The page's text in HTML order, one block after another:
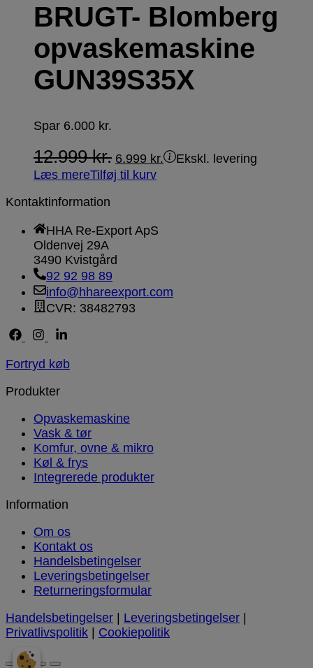
BRUGT- Blomberg
opvaskemaskine
GUN39S35X
Spar 6.000 kr.
12.999kr. 6.999 kr.
Ekskl. levering
Læs mereTilføj til kurv
Kontaktinformation
HHA Re-Export ApS
Oldenvej 29A
3490 Kvistgård
92 92 98 89
info@hhareexport.com
CVR: 38482793
Fortryd køb
Produkter
Opvaskemaskine
Vask & tør
Komfur, ovne & mikro
Køl & frys
Integrerede produkter
Information
Om os
Kontakt os
Handelsbetingelser
Leveringsbetingelser
Returneringsformular
Handelsbetingelser | Leveringsbetingelser |
Privatlivspolitik | Cookiepolitik